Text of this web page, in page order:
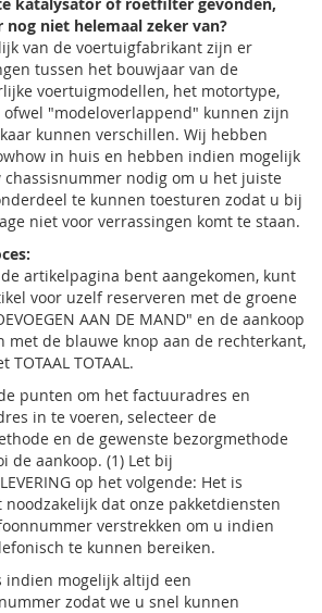
nog niet helemaal zeker van?
van de voertuigfabrikant zijn er
tussen het bouwjaar van de
voertuigmodellen, het motortype,
ofwel "modeloverlappend" kunnen zijn
kunnen verschillen. Wij hebben
in huis en hebben indien mogelijk
nodig om u het juiste
te kunnen toesturen zodat u bij
niet voor verrassingen komt te staan.
artikelpagina bent aangekomen, kunt
voor uzelf reserveren met de groene
AAN DE MAND" en de aankoop
met de blauwe knop aan de rechterkant,
TOTAAL TOTAAL.
punten om het factuuradres en
in te voeren, selecteer de
en de gewenste bezorgmethode
de aankoop. (1) Let bij
op het volgende: Het is
noodzakelijk dat onze pakketdiensten
verstrekken om u indien
te kunnen bereiken.
indien mogelijk altijd een
zodat we u snel kunnen